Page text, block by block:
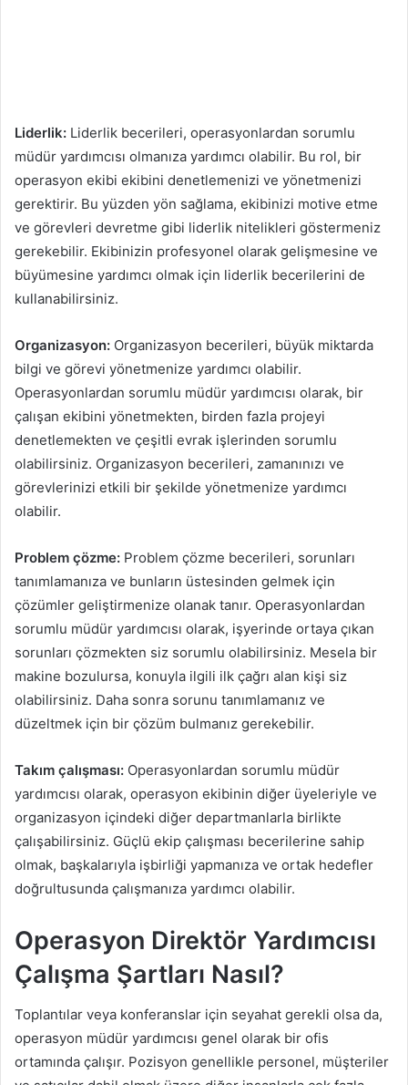
Liderlik: Liderlik becerileri, operasyonlardan sorumlu
müdür yardımcısı olmanıza yardımcı olabilir. Bu rol, bir
operasyon ekibi ekibini denetlemenizi ve yönetmenizi
gerektirir. Bu yüzden yön sağlama, ekibinizi motive etme
ve görevleri devretme gibi liderlik nitelikleri göstermeniz
gerekebilir. Ekibinizin profesyonel olarak gelişmesine ve
büyümesine yardımcı olmak için liderlik becerilerini de
kullanabilirsiniz.
Organizasyon: Organizasyon becerileri, büyük miktarda
bilgi ve görevi yönetmenize yardımcı olabilir.
Operasyonlardan sorumlu müdür yardımcısı olarak, bir
çalışan ekibini yönetmekten, birden fazla projeyi
denetlemekten ve çeşitli evrak işlerinden sorumlu
olabilirsiniz. Organizasyon becerileri, zamanınızı ve
görevlerinizi etkili bir şekilde yönetmenize yardımcı
olabilir.
Problem çözme: Problem çözme becerileri, sorunları
tanımlamanıza ve bunların üstesinden gelmek için
çözümler geliştirmenize olanak tanır. Operasyonlardan
sorumlu müdür yardımcısı olarak, işyerinde ortaya çıkan
sorunları çözmekten siz sorumlu olabilirsiniz. Mesela bir
makine bozulursa, konuyla ilgili ilk çağrı alan kişi siz
olabilirsiniz. Daha sonra sorunu tanımlamanız ve
düzeltmek için bir çözüm bulmanız gerekebilir.
Takım çalışması: Operasyonlardan sorumlu müdür
yardımcısı olarak, operasyon ekibinin diğer üyeleriyle ve
organizasyon içindeki diğer departmanlarla birlikte
çalışabilirsiniz. Güçlü ekip çalışması becerilerine sahip
olmak, başkalarıyla işbirliği yapmanıza ve ortak hedefler
doğrultusunda çalışmanıza yardımcı olabilir.
Operasyon Direktör Yardımcısı
Çalışma Şartları Nasıl?
Toplantılar veya konferanslar için seyahat gerekli olsa da,
operasyon müdür yardımcısı genel olarak bir ofis
ortamında çalışır. Pozisyon genellikle personel, müşteriler